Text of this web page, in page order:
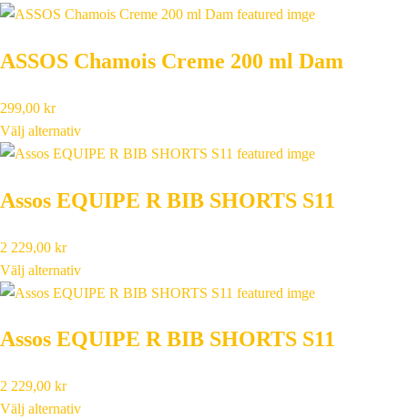
ASSOS Chamois Creme 200 ml Dam
299,00 kr
Välj alternativ
Assos EQUIPE R BIB SHORTS S11
2 229,00 kr
Välj alternativ
Assos EQUIPE R BIB SHORTS S11
2 229,00 kr
Välj alternativ